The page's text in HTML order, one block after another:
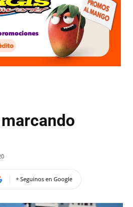
+ Seguinos en Google